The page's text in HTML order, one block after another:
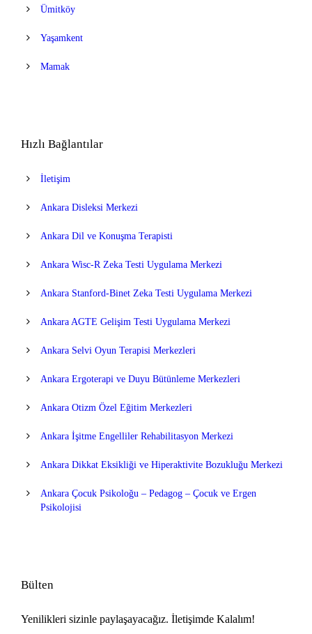
Ümitköy
Yaşamkent
Mamak
Hızlı Bağlantılar
İletişim
Ankara Disleksi Merkezi
Ankara Dil ve Konuşma Terapisti
Ankara Wisc-R Zeka Testi Uygulama Merkezi
Ankara Stanford-Binet Zeka Testi Uygulama Merkezi
Ankara AGTE Gelişim Testi Uygulama Merkezi
Ankara Selvi Oyun Terapisi Merkezleri
Ankara Ergoterapi ve Duyu Bütünleme Merkezleri
Ankara Otizm Özel Eğitim Merkezleri
Ankara İşitme Engelliler Rehabilitasyon Merkezi
Ankara Dikkat Eksikliği ve Hiperaktivite Bozukluğu Merkezi
Ankara Çocuk Psikoloğu – Pedagog – Çocuk ve Ergen
Psikolojisi
Bülten
Yenilikleri sizinle paylaşayacağız. İletişimde Kalalım!